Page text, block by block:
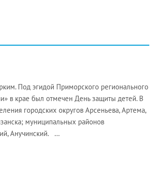
Под эгидой Приморского регионального
в крае был отмечен День защиты детей. В
городских округов Арсеньева, Артема,
муниципальных районов
Анучинский. …